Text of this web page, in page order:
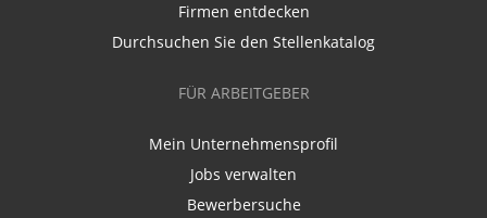
Firmen entdecken
Durchsuchen Sie den Stellenkatalog
FÜR ARBEITGEBER
Mein Unternehmensprofil
Jobs verwalten
Bewerbersuche